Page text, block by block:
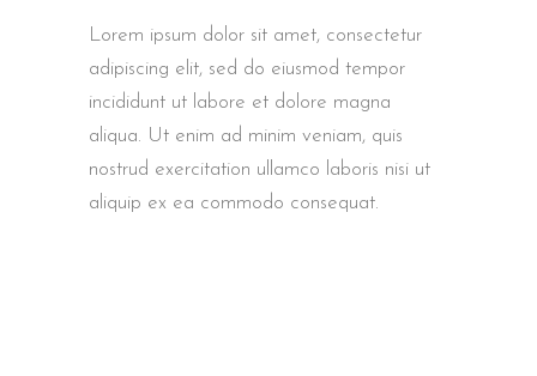
Lorem ipsum dolor sit amet, consectetur
adipiscing elit, sed do eiusmod tempor
incididunt ut labore et dolore magna
aliqua. Ut enim ad minim veniam, quis
nostrud exercitation ullamco laboris nisi ut
aliquip ex ea commodo consequat.